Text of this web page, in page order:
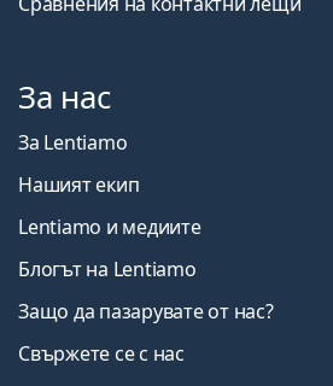
За нас
За Lentiamo
Нашият екип
Lentiamo и медиите
Блогът на Lentiamo
Защо да пазарувате от нас?
Свържете се с нас